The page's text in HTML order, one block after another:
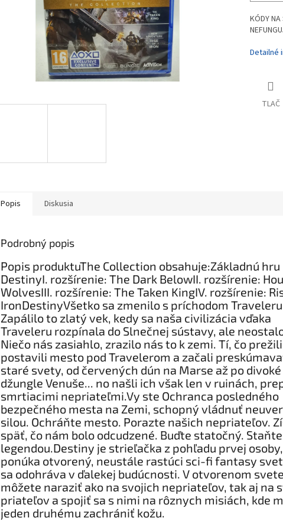
KÓDY
Detailné
TLAČ
Popis Diskusia
Podrobný popis
Popis produktuThe Collection obsahuje:Základnú hru
DestinyI. rozšírenie: The Dark BelowII. rozšírenie:
WolvesIII. rozšírenie: The Taken KingIV. rozšírenie:
IronDestinyVšetko sa zmenilo s príchodom
Zapálilo to zlatý vek, kedy sa naša civilizácia vďaka
Traveleru rozpínala do Slnečnej sústavy, ale
Niečo nás zasiahlo, zrazilo nás to k zemi. Tí, čo
postavili mesto pod Travelerom a začali
staré svety, od červených dún na Marse až po divoké
džungle Venuše... no našli ich však len v ruinách,
smrtiacimi nepriateľmi.Vy ste Ochranca posledného
bezpečného mesta na Zemi, schopný vládnuť
silou. Ochráňte mesto. Porazte našich nepriateľov.
späť, čo nám bolo odcudzené. Buďte statočný.
legendou.Destiny je strieľačka z pohľadu prvej
ponúka otvorený, neustále rastúci sci-fi fantasy
sa odohráva v ďalekej budúcnosti. V otvorenom svete
môžete naraziť ako na svojich nepriateľov, tak aj na
priateľov a spojiť sa s nimi na rôznych misiách, kde
jeden druhému zachrániť kožu.